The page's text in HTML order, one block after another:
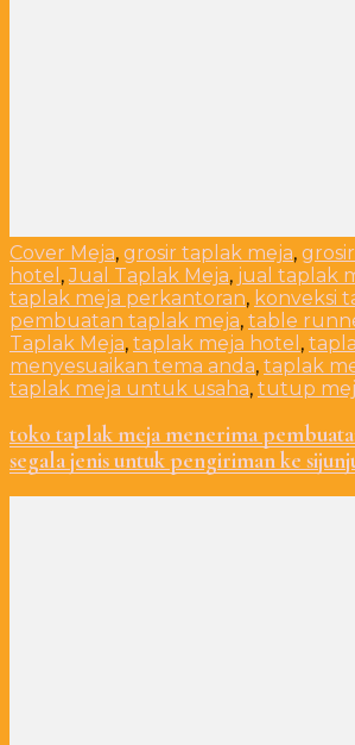
Cover Meja, grosir taplak meja,
hotel ,Jual Taplak Meja, jual taplak
taplak meja perkantoran, konveksi
pembuatan taplak meja, table
Taplak Meja, taplak meja hotel ,
menyesuaikan tema anda, taplak
taplak meja untuk usaha, tutup
toko taplak meja menerima
segala jenis untuk pengiriman ke